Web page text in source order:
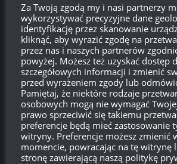
Zaloguj się
Kanał wpisów
Kanał komentarzy
WordPress.org
Brakwierzchołka drzewkaod:
Za Twoją zgodą my i nasi partnerzy
wykorzystywać precyzyjne dane
identyfikację przez skanowanie
kliknąć, aby wyrazić zgodę na
przez nas i naszych partnerów
powyżej. Możesz też uzyskać dostęp
szczegółowych informacji i zmienić
przed wyrażeniem zgody lub
Pamiętaj, że niektóre rodzaje
osobowych mogą nie wymagać
prawo sprzeciwić się takiemu
preferencje będą mieć zastosowanie
witryny. Preferencje możesz zmienić
momencie, powracając na tę witrynę
stronę zawierającą naszą politykę